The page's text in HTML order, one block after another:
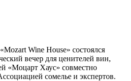
«Mozart Wine House» состоялся
вечер для ценителей вин,
«Моцарт Хаус» совместно
сомелье и экспертов.